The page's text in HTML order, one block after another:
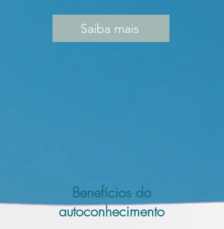
Saiba mais
Benefícios do
autoconhecimento